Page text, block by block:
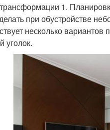
1.
при обустройстве
несколько
уголок.